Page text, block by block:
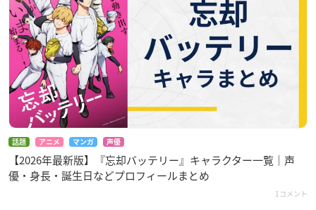
ガールズ&パンツァ
ー
冷泉久子
とっとこハム太郎 で
こうしくん
ぷるるんっ! しずく
はなぢ君
話題 アニメ マンガ 声優
【2026年最新版】『忘却バッテリー』キャラクター一覧｜声
優・身長・誕生日などプロフィールまとめ
1コメント